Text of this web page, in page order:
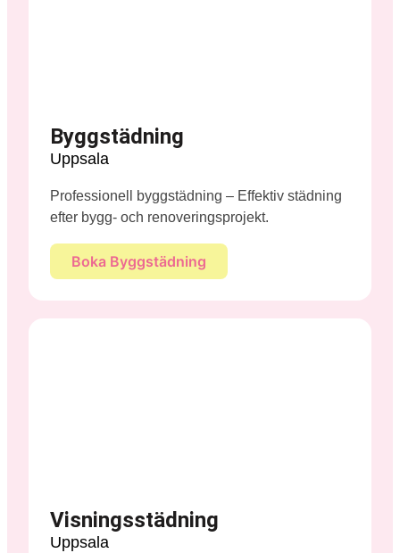
Byggstädning
Uppsala
Professionell byggstädning – Effektiv städning
efter bygg- och renoveringsprojekt.
Boka Byggstädning
Visningsstädning
Uppsala